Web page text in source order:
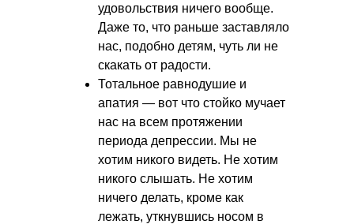
удовольствия ничего вообще.
Даже то, что раньше заставляло
нас, подобно детям, чуть ли не
скакать от радости.
Тотальное равнодушие и
апатия — вот что стойко мучает
нас на всем протяжении
периода депрессии. Мы не
хотим никого видеть. Не хотим
никого слышать. Не хотим
ничего делать, кроме как
лежать, уткнувшись носом в